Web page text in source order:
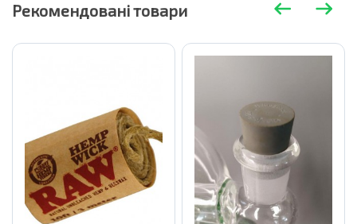
Рекомендовані товари